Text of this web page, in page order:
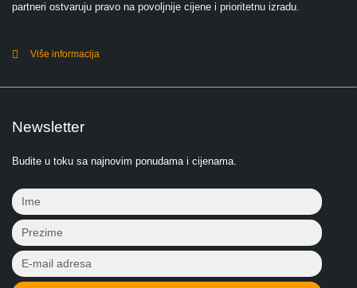
partneri ostvaruju pravo na povoljnije cijene i prioritetnu izradu.
Više informacija
Newsletter
Budite u toku sa najnovim ponudama i cijenama.